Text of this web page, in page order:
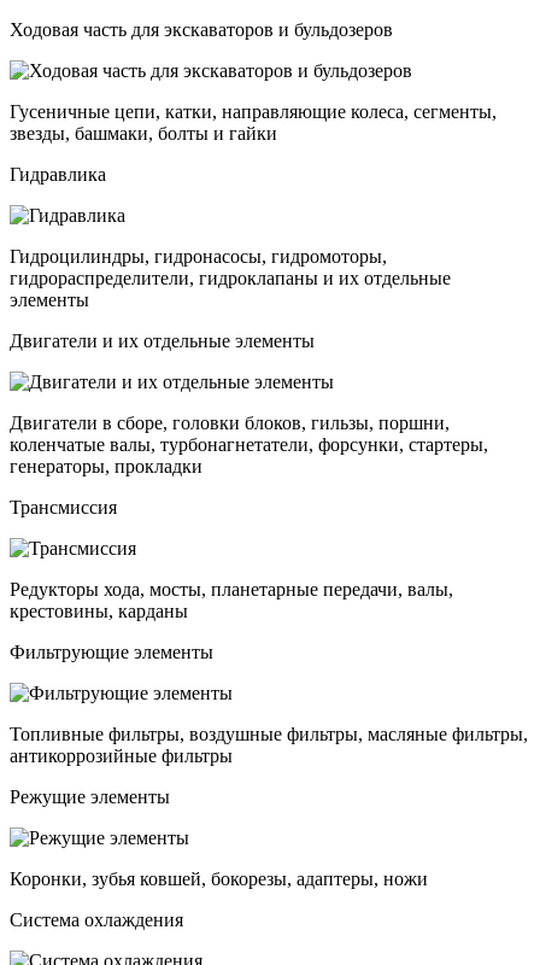
Ходовая часть для экскаваторов и бульдозеров
Гусеничные цепи, катки, направляющие колеса, сегменты,
звезды, башмаки, болты и гайки
Гидравлика
Гидроцилиндры, гидронасосы, гидромоторы,
гидрораспределители, гидроклапаны и их отдельные
элементы
Двигатели и их отдельные элементы
Двигатели в сборе, головки блоков, гильзы, поршни,
коленчатые валы, турбонагнетатели, форсунки, стартеры,
генераторы, прокладки
Трансмиссия
Редукторы хода, мосты, планетарные передачи, валы,
крестовины, карданы
Фильтрующие элементы
Топливные фильтры, воздушные фильтры, масляные фильтры,
антикоррозийные фильтры
Режущие элементы
Коронки, зубья ковшей, бокорезы, адаптеры, ножи
Система охлаждения